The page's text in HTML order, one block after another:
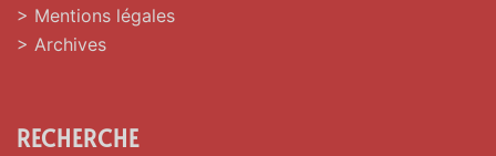
> Mentions légales
> Archives
RECHERCHE